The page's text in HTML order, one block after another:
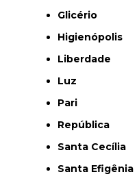
Glicério
Higienópolis
Liberdade
Luz
Pari
República
Santa Cecília
Santa Efigênia